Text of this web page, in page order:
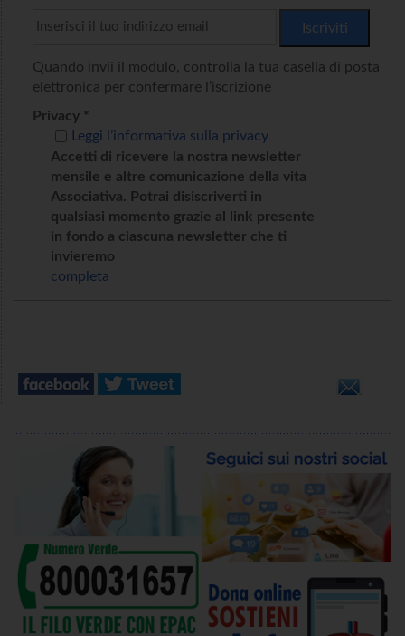
Quando invii il modulo, controlla la tua casella di posta
elettronica per confermare l’iscrizione
Privacy *
Accetti di ricevere la nostra newsletter
mensile e altre comunicazione della vita
Associativa. Potrai disiscriverti in
qualsiasi momento grazie al link presente
in fondo a ciascuna newsletter che ti
invieremo
Leggi l’informativa sulla privacy
completa